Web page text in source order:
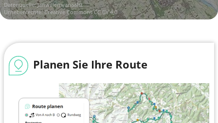
Datenquelle:Janwillemvanaalst
Urheberrechte:Creative Commons CC BY 4.0
Planen Sie Ihre Route